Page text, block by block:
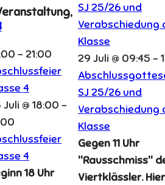
-21:00
4
@ 18:00 -
4
18 Uhr
SJ 25/26 und
Verabschiedung
Klasse
29 Juli @ 09:45 -
SJ 25/26 und
Verabschiedung
Klasse
Gegen 11 Uhr
"Rausschmiss"
Viertklässler.